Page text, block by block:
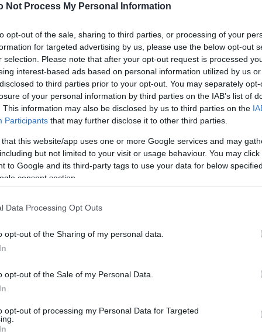
Not Process My Personal Information
opt-out of the sale, sharing to third parties, or processing of your
for targeted advertising by us, please use the below opt-out
selection. Please note that after your opt-out request is processed
interest-based ads based on personal information utilized by us
to third parties prior to your opt-out. You may separately
of your personal information by third parties on the IAB’s list of
This information may also be disclosed by us to third parties on the
Participants that may further disclose it to other third parties.
that this website/app uses one or more Google services and may
but not limited to your visit or usage behaviour. You may
to Google and its third-party tags to use your data for below
consent section.
Data Processing Opt Outs
opt-out of the Sharing of my personal data.
opt-out of the Sale of my Personal Data.
opt-out of processing my Personal Data for Targeted
πιο συχνά
χρόνου που φοράς
σου σανδάλια και
ότι το ραντεβού για
ενώ ακολουθείς όλες τις
των ποδιών.
να γίνει μέρος της και
oil στα νύχια των ποδιών
πεντικιούρ σου φρέσκο και θα